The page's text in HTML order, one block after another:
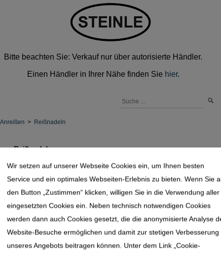
Bitte beachten Sie: Verkauf nur über autorisierte Händler.
Einen Händler in Ihrer Nähe finden Sie hier.
Anreißen > Reißnadeln
Reißnadeln
Reißnadeln
Wir setzen auf unserer Webseite Cookies ein, um Ihnen besten
Service und ein optimales Webseiten-Erlebnis zu bieten. Wenn Sie
den Button „Zustimmen“ klicken, willigen Sie in die Verwendung aller
eingesetzten Cookies ein. Neben technisch notwendigen Cookies
werden dann auch Cookies gesetzt, die die anonymisierte Analyse
Website-Besuche ermöglichen und damit zur stetigen Verbesserung
unseres Angebots beitragen können. Unter dem Link „Cookie-